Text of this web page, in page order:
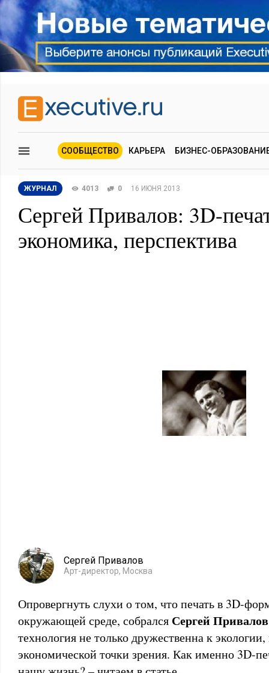
СООБЩЕСТВО КАРЬЕРА БИЗНЕС-
ЖУРНАЛ 4013 0 16 ИЮНЯ 2013
Сергей Привалов: 3D-
экономика, перспектива
Сергей Привалов
Арт-директор, Москва
Опровергнуть слухи о том, что печать в 3D-
окружающей среде, собрался Сергей Привалов
технология не только дружественна к
экономической точки зрения. Как именно 3D-